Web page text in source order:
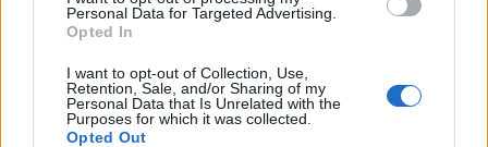
Personal Data for Targeted Advertising.
Opted In
I want to opt-out of Collection, Use,
Retention, Sale, and/or Sharing of my
Personal Data that Is Unrelated with the
Purposes for which it was collected.
Opted Out